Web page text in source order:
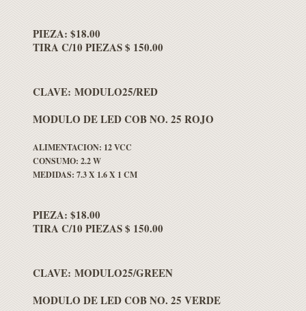
PIEZA: $18.00
TIRA C/10 PIEZAS $ 150.00
CLAVE: MODULO25/RED
MODULO DE LED COB NO. 25 ROJO
ALIMENTACION: 12 VCC
CONSUMO: 2.2 W
MEDIDAS: 7.3 X 1.6 X 1 CM
PIEZA: $18.00
TIRA C/10 PIEZAS $ 150.00
CLAVE: MODULO25/GREEN
MODULO DE LED COB NO. 25 VERDE